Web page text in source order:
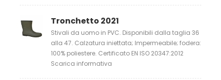
Tronchetto 2021
Stivali da uomo in PVC. Disponibili dalla taglia 36
alla 47. Calzatura iniettata; Impermeabile; fodera:
100% poliestere. Certificato EN ISO 20347:2012
Scarica informativa